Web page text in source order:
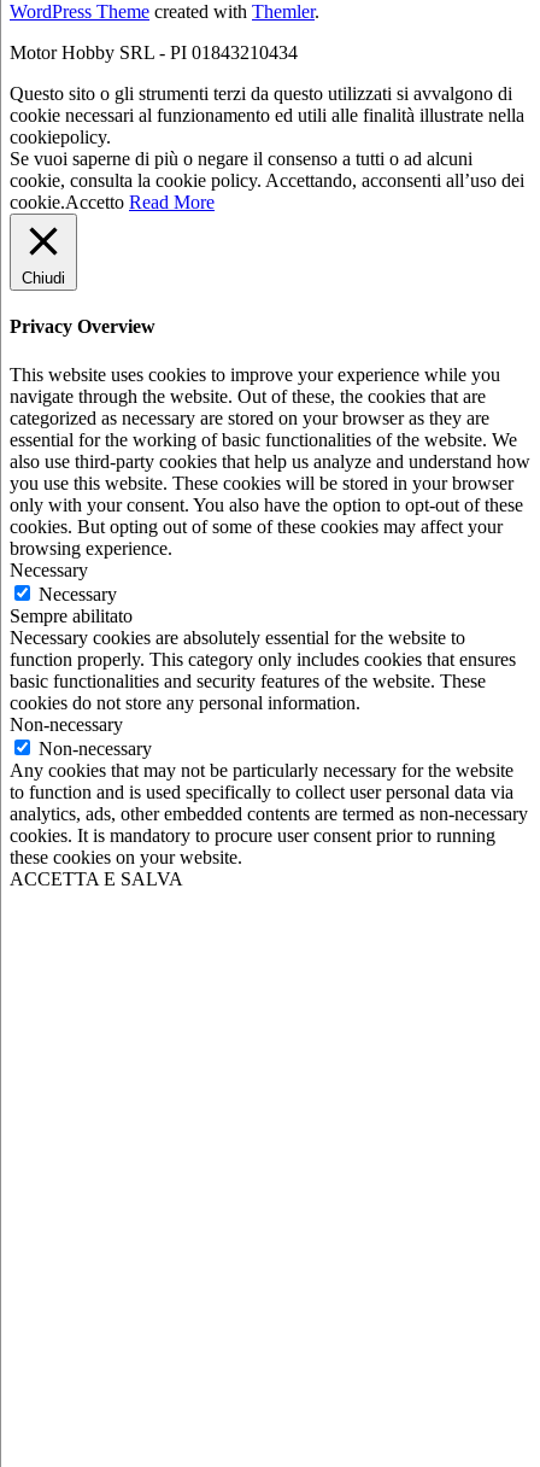
WordPress Theme created with Themler.
Motor Hobby SRL - PI 01843210434
Questo sito o gli strumenti terzi da questo utilizzati si avvalgono di
cookie necessari al funzionamento ed utili alle finalità illustrate nella
cookiepolicy.
Se vuoi saperne di più o negare il consenso a tutti o ad alcuni
cookie, consulta la cookie policy. Accettando, acconsenti all’uso dei
cookie.Accetto Read More
Chiudi
Privacy Overview
This website uses cookies to improve your experience while you
navigate through the website. Out of these, the cookies that are
categorized as necessary are stored on your browser as they are
essential for the working of basic functionalities of the website. We
also use third-party cookies that help us analyze and understand how
you use this website. These cookies will be stored in your browser
only with your consent. You also have the option to opt-out of these
cookies. But opting out of some of these cookies may affect your
browsing experience.
Necessary
Necessary
Sempre abilitato
Necessary cookies are absolutely essential for the website to
function properly. This category only includes cookies that ensures
basic functionalities and security features of the website. These
cookies do not store any personal information.
Non-necessary
Non-necessary
Any cookies that may not be particularly necessary for the website
to function and is used specifically to collect user personal data via
analytics, ads, other embedded contents are termed as non-necessary
cookies. It is mandatory to procure user consent prior to running
these cookies on your website.
ACCETTA E SALVA